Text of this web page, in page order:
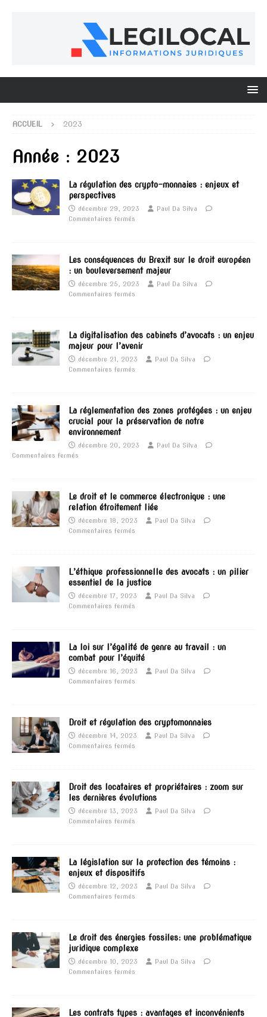
ACCUEIL 2023
Année : 2023
La régulation des crypto-monnaies : enjeux et
perspectives
décembre 29, 2023
Paul Da Silva
Commentaires fermés
Les conséquences du Brexit sur le droit européen
: un bouleversement majeur
décembre 25, 2023
Paul Da Silva
Commentaires fermés
La digitalisation des cabinets d’avocats : un enjeu
majeur pour l’avenir
décembre 21, 2023
Paul Da Silva
Commentaires fermés
La réglementation des zones protégées : un enjeu
crucial pour la préservation de notre
environnement
décembre 20, 2023
Paul Da Silva
Commentaires fermés
Le droit et le commerce électronique : une
relation étroitement liée
décembre 18, 2023
Paul Da Silva
Commentaires fermés
L’éthique professionnelle des avocats : un pilier
essentiel de la justice
décembre 17, 2023
Paul Da Silva
Commentaires fermés
La loi sur l’égalité de genre au travail : un
combat pour l’équité
décembre 16, 2023
Paul Da Silva
Commentaires fermés
Droit et régulation des cryptomonnaies
décembre 14, 2023
Paul Da Silva
Commentaires fermés
Droit des locataires et propriétaires : zoom sur
les dernières évolutions
décembre 13, 2023
Paul Da Silva
Commentaires fermés
La législation sur la protection des témoins :
enjeux et dispositifs
décembre 12, 2023
Paul Da Silva
Commentaires fermés
Le droit des énergies fossiles: une problématique
juridique complexe
décembre 10, 2023
Paul Da Silva
Commentaires fermés
Les contrats types : avantages et inconvénients